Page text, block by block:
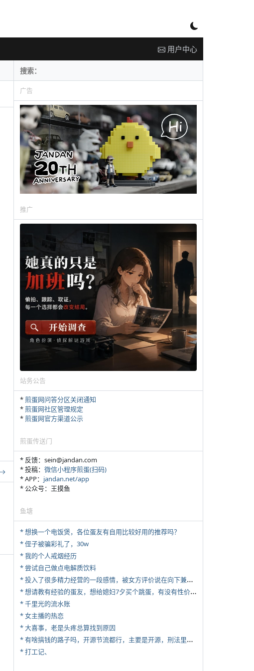
用户中心
广告
推广
站务公告
*煎蛋网问答分区关闭通知
*煎蛋网社区管理规定
*煎蛋网官方渠道公示
煎蛋传送门
* 反馈：sein@jandan.com
* 投稿： 微信小程序煎蛋(扫码)
* APP： jandan.net/app
* 公众号：王摸鱼
鱼塘
* 想换一个电饭煲，各位蛋友有自用比较好用的推荐吗？
* 侄子被骗彩礼了，30w
* 我的个人戒烟经历
* 尝试自己做点电解质饮料
*
投入了很多精力经营的一段感情，被女方评价说在向下兼容我，感觉有点破防
*
想请教有经验的蛋友，想给媳妇7夕买个跳蛋，有没有性价比高的推荐
* 千里光的流水账
* 女主播的热恋
* 大喜事，老是头疼总算找到原因
*
有啥搞钱的路子吗，开源节流都行，主要是开源，刑法里的咱不做
* 打工记、